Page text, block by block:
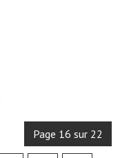
Page 16 sur 22